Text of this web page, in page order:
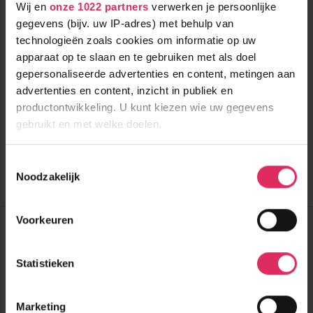
Wij en onze 1022 partners verwerken je persoonlijke
gegevens (bijv. uw IP-adres) met behulp van
technologieën zoals cookies om informatie op uw
apparaat op te slaan en te gebruiken met als doel
gepersonaliseerde advertenties en content, metingen aan
advertenties en content, inzicht in publiek en
productontwikkeling. U kunt kiezen wie uw gegevens
gebruikt en met welke doelen.
Informatie verzamelen over uw geografische
Uw apparaat identificeren door het actief te
scannen op specifieke eigenschappen (fingerprinting)
verwerkt en stel uw voorkeuren in het
detailgedeelte
in.
Noodzakelijk
Voorkeuren
Statistieken
Marketing
Traditioneel chalet middenin het skigebied, op 1500 meter
hoogte, voor 10 personen!
vanaf
1004 p.p.
incl. skipas
3000m tot centrum
1700m tot skilift
Top Dorpen:
Chalet Bachgut 2